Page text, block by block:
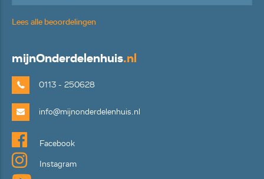
Lees alle beoordelingen
mijnOnderdelenhuis.nl
0113 - 250628
info@mijnonderdelenhuis.nl
Facebook
Instagram